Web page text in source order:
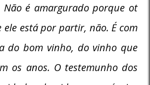
é amargurado porque ot
ele está por partir, não. É com
do bom vinho, do vinho que
os anos. O testemunho dos